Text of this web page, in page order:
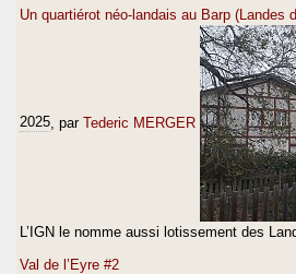
Un quartiérot néo-landais au Barp (Landes
2025 , par Tederic MERGER
L’IGN le nomme aussi lotissement des
Val de l’Eyre #2